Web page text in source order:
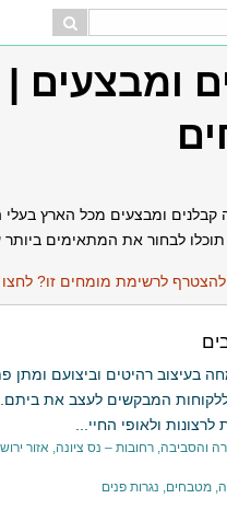
ומבצעים |
קבלנים ומבצעים מכל הארץ
לבחור את המתאימים ביותר
להצטרף לרשימת מומחים זו?
בעיצוב רהיטים וביצועם ומתן
ללקוחות המבקשים לעצב את
ולאופי החיי...
והסביבה, רחובות – נס ציונה, אזור
מטבחים, נגרות פנים